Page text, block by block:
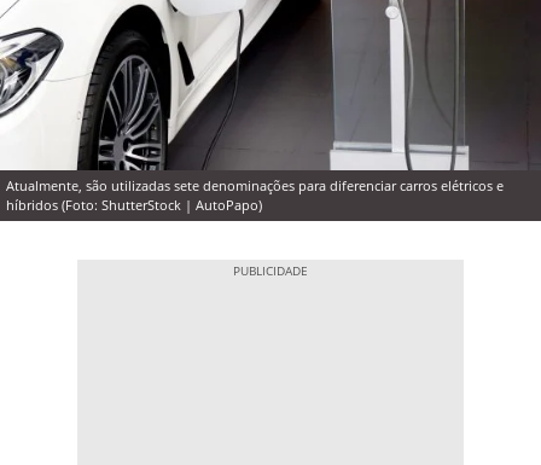
Atualmente, são utilizadas sete denominações para diferenciar carros elétricos e
híbridos (Foto: ShutterStock | AutoPapo)